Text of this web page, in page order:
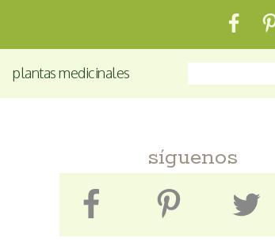
plantas medicinales
síguenos